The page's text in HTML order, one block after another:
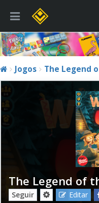
Jogos The Legend
The Legend of
Seguir Editar